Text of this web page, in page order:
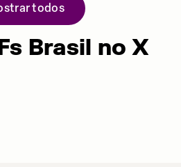
todos
Brasil no X